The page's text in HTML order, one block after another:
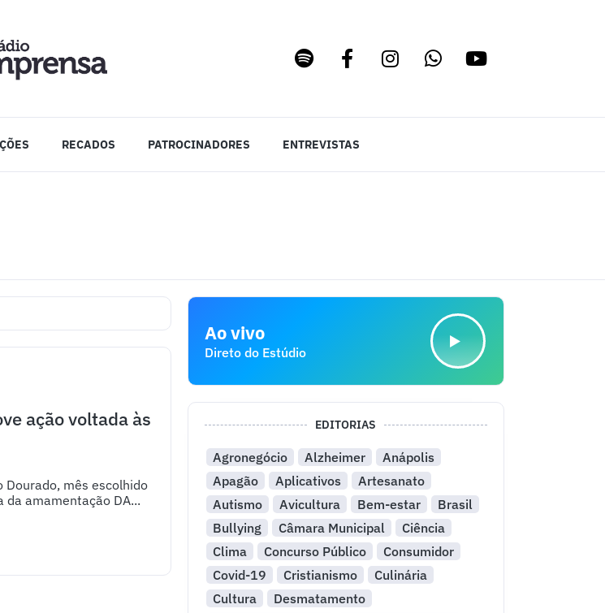
RECADOS PATROCINADORES ENTREVISTAS
ação voltada às
Dourado, mês escolhido
amamentação DA...
Ao vivo
Direto do Estúdio
EDITORIAS
Agronegócio Alzheimer
Anápolis
Apagão
Aplicativos
Artesanato
Autismo
Avicultura Bem-estar
Brasil
Bullying
Câmara Municipal
Ciência
Clima
Concurso Público
Consumidor
Covid-19
Cristianismo
Culinária
Cultura
Desmatamento